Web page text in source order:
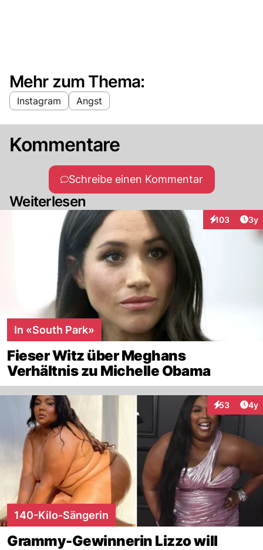
Mehr zum Thema:
Instagram Angst
Kommentare
Schreibe einen Kommentar
Weiterlesen
103
Interaktionen
3y
In «South Park»
Fieser Witz über Meghans
Verhältnis zu Michelle Obama
53
Interaktionen
4y
140-Kilo-Sängerin
Grammy-Gewinnerin Lizzo will